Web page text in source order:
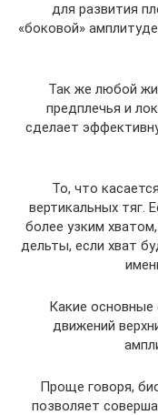
для развития
«боковой»
Так же любой
предплечья и
сделает
То, что
вертикальных тяг.
более узким
дельты, если хват
Какие основные
движений
Проще говоря,
позволяет